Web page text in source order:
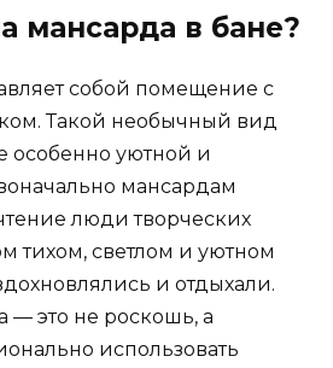
мансарда в бане?
собой помещение с
Такой необычный вид
особенно уютной и
мансардам
люди творческих
тихом, светлом и уютном
и отдыхали.
— это не роскошь, а
использовать